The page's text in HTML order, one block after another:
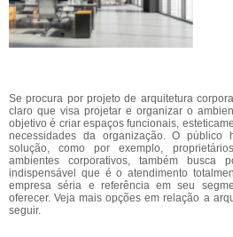
Se procura por projeto de arquitetura
claro que visa projetar e organizar o
objetivo é criar espaços funcionais,
necessidades da organização. O público
solução, como por exemplo,
ambientes corporativos, também busca
indispensável que é o atendimento
empresa séria e referência em seu
oferecer. Veja mais opções em relação a
seguir.